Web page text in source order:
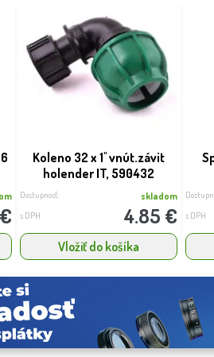
Koleno 32 x 1'' vnút.závit
holender IT, 590432
Dostupnosť: skladom
s DPH 4.85 €
Vložiť do košíka
s DPH